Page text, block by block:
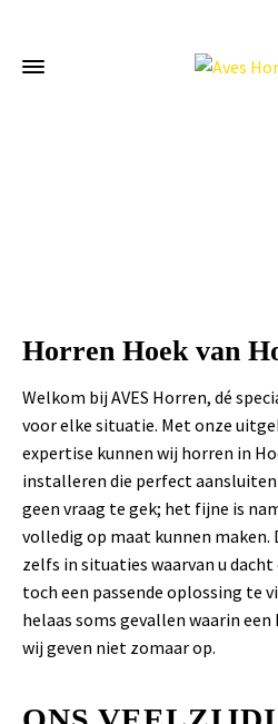
Horren Hoek van
Welkom bij AVES Horren, dé
voor elke situatie. Met onze
expertise kunnen wij horren in
installeren die perfect aansluiten
geen vraag te gek; het fijne is
volledig op maat kunnen
zelfs in situaties waarvan u
toch een passende oplossing te
helaas soms gevallen waarin
wij geven niet zomaar op.